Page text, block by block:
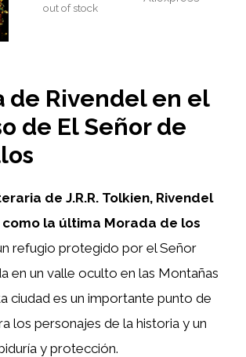
out of stock
de Rivendel en el
de El Señor de
de J.R.R. Tolkien, Rivendel
la última Morada de los
refugio protegido por el Señor
en un valle oculto en las Montañas
ciudad es un importante punto de
los personajes de la historia y un
y protección.